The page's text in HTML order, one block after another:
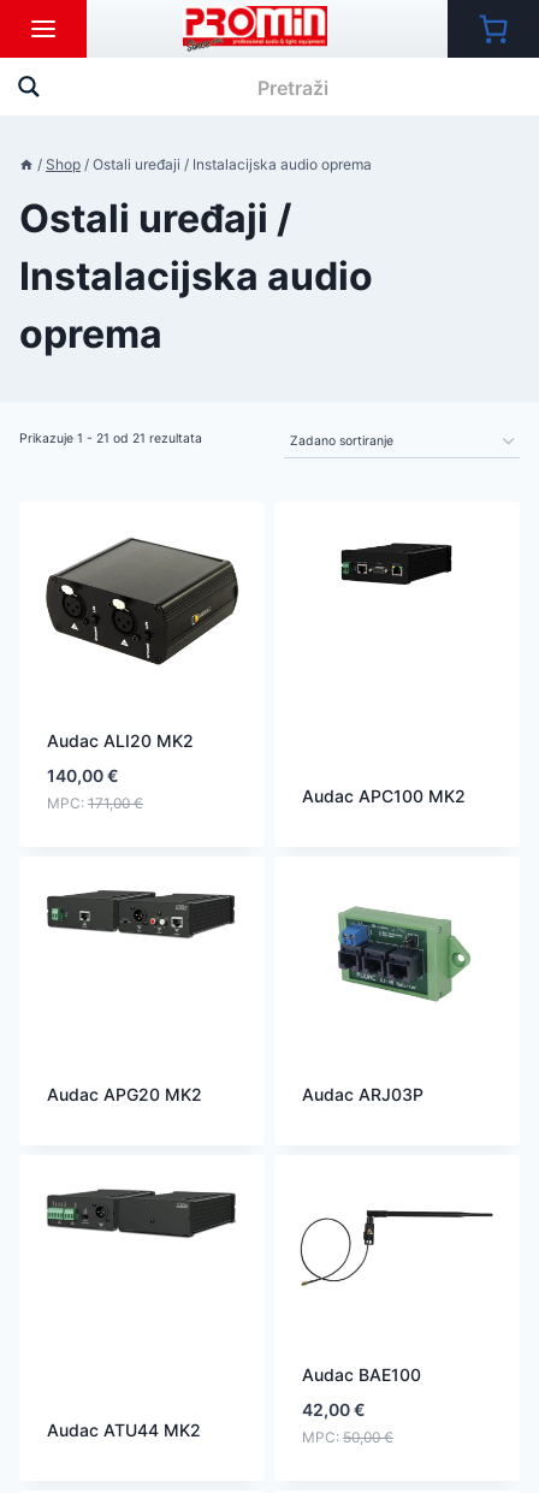
content
/ Shop / Ostali uređaji / Instalacijska audio oprema
Ostali uređaji /
Instalacijska audio
oprema
Prikazuje 1 - 21 od 21 rezultata
Audac ALI20 MK2
140,00€
MPC: 171,00€ Audac APC100 MK2
Audac APG20 MK2 Audac ARJ03P
Audac ATU44 MK2
Audac BAE100
42,00€
MPC: 50,00€